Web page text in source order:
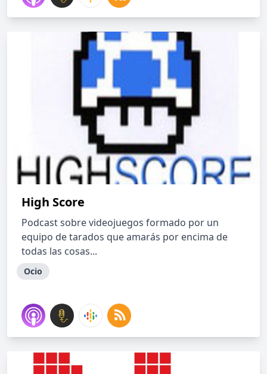
High Score
Podcast sobre videojuegos formado por un
equipo de tarados que amarás por encima de
todas las cosas...
Ocio